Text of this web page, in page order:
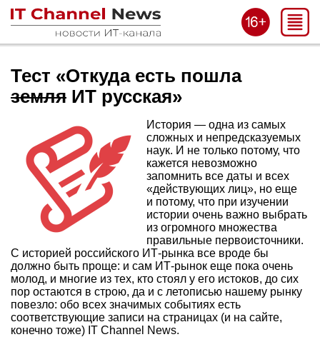
Тест «Откуда есть пошла
земля ИТ русская»
История — одна из самых
сложных и непредсказуемых
наук. И не только потому, что
кажется невозможно
запомнить все даты и всех
«действующих лиц», но еще
и потому, что при изучении
истории очень важно выбрать
из огромного множества
правильные первоисточники.
С историей российского ИТ-рынка все вроде бы
должно быть проще: и сам ИТ-рынок еще пока очень
молод, и многие из тех, кто стоял у его истоков, до сих
пор остаются в строю, да и с летописью нашему рынку
повезло: обо всех значимых событиях есть
соответствующие записи на страницах (и на сайте,
конечно тоже) IT Channel News.